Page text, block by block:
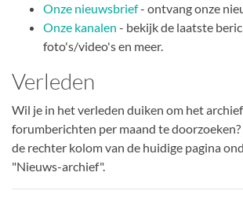
Onze nieuwsbrief- ontvang onze
Onze kanalen - bekijk de laatste
foto's/video's en meer.
Verleden
Wil je in het verleden duiken om het
forumberichten per maand te
de rechter kolom van de huidige pagina
"Nieuws-archief".